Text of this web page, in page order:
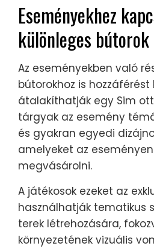
Eseményekhez
különleges bútorok
Az eseményekben való
bútorokhoz is
átalakíthatják egy Sim
tárgyak az esemény
és gyakran egyedi
amelyeket az
megvásárolni.
A játékosok ezeket az
használhatják tematikus
terek létrehozására,
környezetének vizuális